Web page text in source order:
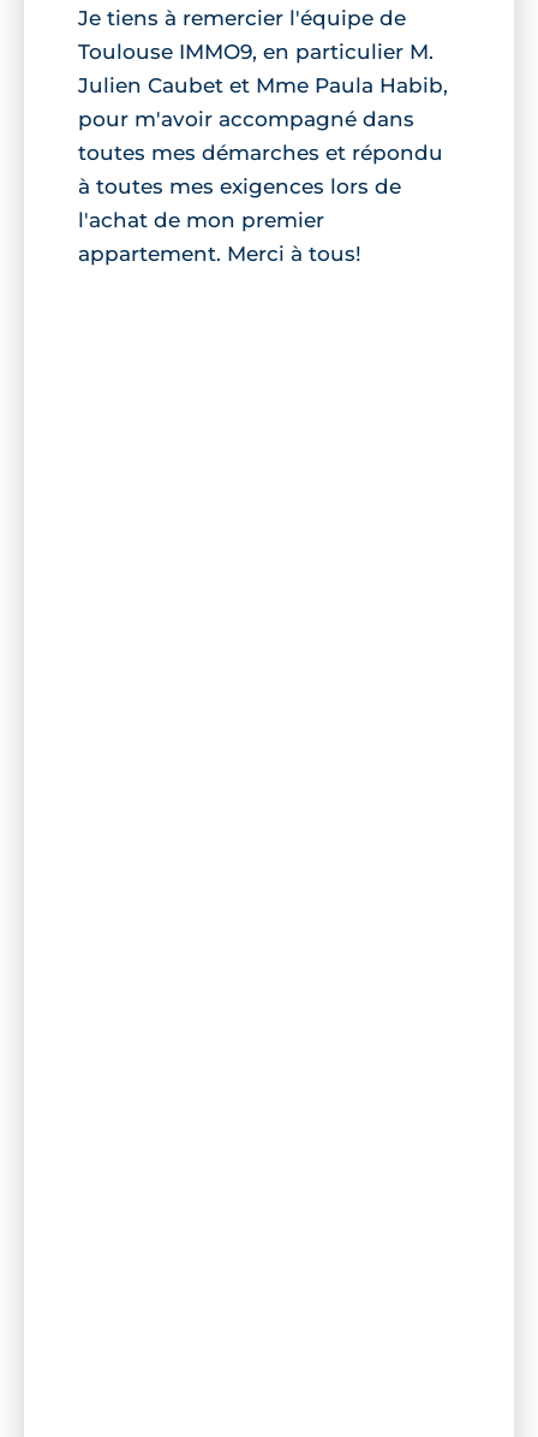
Je tiens à remercier l'équipe de
Toulouse IMMO9, en particulier M.
Julien Caubet et Mme Paula Habib,
pour m'avoir accompagné dans
toutes mes démarches et répondu
à toutes mes exigences lors de
l'achat de mon premier
appartement. Merci à tous!